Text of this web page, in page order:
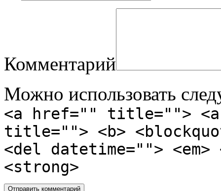
Комментарий
Можно использовать
<a href="" title="">
title=""> <b>
<del datetime="">
<strong>